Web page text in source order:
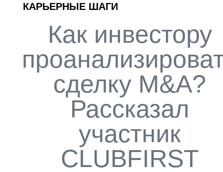
КАРЬЕРНЫЕ ШАГИ
Как инвестору
сделку M&A?
Рассказал
участник
CLUBFIRST